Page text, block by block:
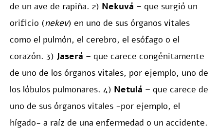
de un ave de rapiña. 2) Nekuvá – que surgió un
orificio (nekev) en uno de sus órganos vitales
como el pulmón, el cerebro, el esófago o el
corazón. 3) Jaserá – que carece congénitamente
de uno de los órganos vitales, por ejemplo, uno de
los lóbulos pulmonares. 4) Netulá – que carece de
uno de sus órganos vitales -por ejemplo, el
hígado- a raíz de una enfermedad o un accidente.